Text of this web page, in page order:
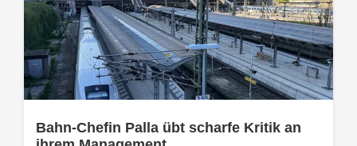
Bahn-Chefin Palla übt scharfe Kritik an